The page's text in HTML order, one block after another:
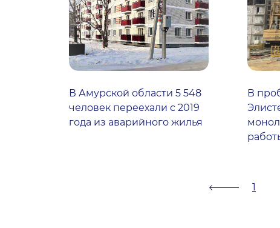
В Амурской области 5 548
человек переехали с 2019
года из аварийного жилья
В
1